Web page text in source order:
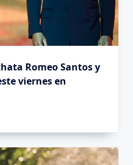
Romeo Santos y
viernes en